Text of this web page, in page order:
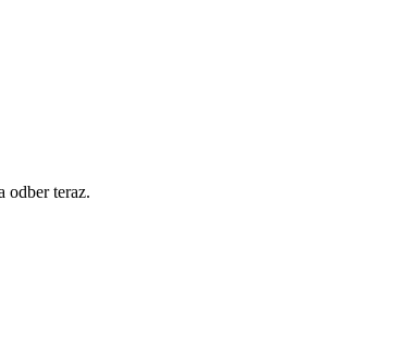
odber teraz.